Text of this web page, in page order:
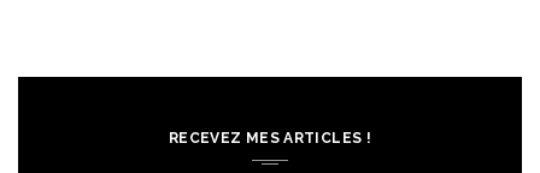
RECEVEZ MES ARTICLES !